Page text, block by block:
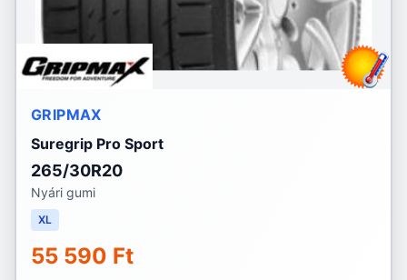
GRIPMAX
Suregrip Pro Sport
265/30R20
Nyári gumi
XL
55 590 Ft